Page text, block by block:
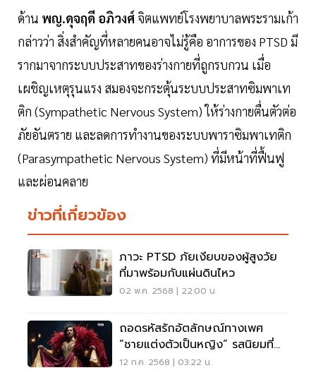
ด้าน พญ.ดุจฤดี อภิวงศ์ จิตแพทย์โรงพยาบาลพระรามเก้า
กล่าวว่า สิ่งสำคัญที่หลายคนอาจไม่รู้คือ อาการของ PTSD มี
รากมาจากระบบประสาทของร่างกายที่ถูกรบกวน เมื่อ
เผชิญเหตุรุนแรง สมองจะกระตุ้นระบบประสาทซิมพาเท
ติก (Sympathetic Nervous System) ให้ร่างกายตื่นตัวต่อ
ภัยอันตราย และลดการทำงานของระบบพาราซิมพาเทติก
(Parasympathetic Nervous System) ที่มีหน้าที่ฟื้นฟู
และผ่อนคลาย
ข่าวที่เกี่ยวข้อง
ภาวะ PTSD ภัยเงียบของผู้สูงวัย
ที่มาพร้อมกับแผ่นดินไหว
02 พ.ค. 2568 | 22:00 น.
ถอดรหัสรักอัตลักษณ์ทางเพศ
“ชายแต่งตัวเป็นหญิง” รสนิยมที่
ไม่ใช่โรคทางจิตเวช
12 ก.ค. 2568 | 03:22 น.